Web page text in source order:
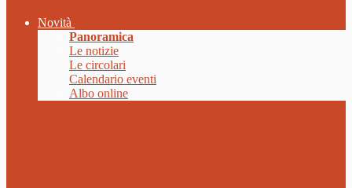
Novità
Panoramica
Le notizie
Le circolari
Calendario eventi
Albo online